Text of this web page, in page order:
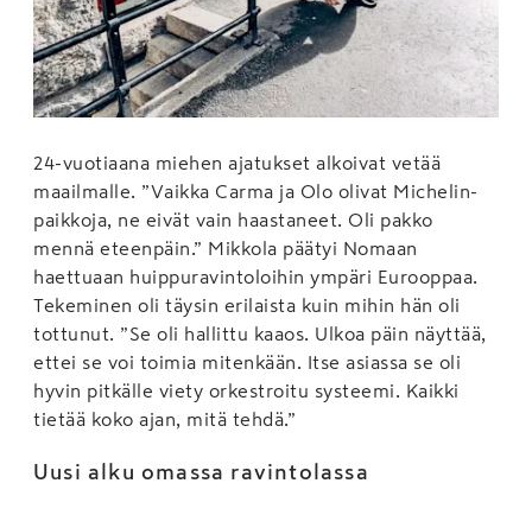
24-vuotiaana miehen ajatukset alkoivat vetää
maailmalle. ”Vaikka Carma ja Olo olivat Michelin-
paikkoja, ne eivät vain haastaneet. Oli pakko
mennä eteenpäin.” Mikkola päätyi Nomaan
haettuaan huippuravintoloihin ympäri Eurooppaa.
Tekeminen oli täysin erilaista kuin mihin hän oli
tottunut. ”Se oli hallittu kaaos. Ulkoa päin näyttää,
ettei se voi toimia mitenkään. Itse asiassa se oli
hyvin pitkälle viety orkestroitu systeemi. Kaikki
tietää koko ajan, mitä tehdä.”
Uusi alku omassa ravintolassa